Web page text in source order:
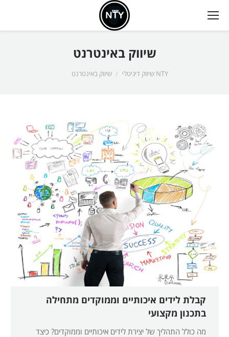
שיווק באינטרנט
NTY שיווק דיגיטלי שיווק באינטרנט
קבלת לידים איכותיים וממוקדים מתחילה
בתכנון מקצועי
מה כולל התהליך של יצירת לידים איכותיים וממוקדים? כיצד